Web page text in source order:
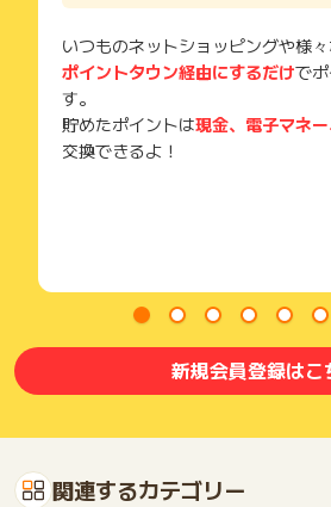
いつものネットショッピングや様
ポイントタウン経由にするだけで
す。
貯めたポイントは現金、電子マネ
交換できるよ！
新規会員登録はこ
関連するカテゴリー